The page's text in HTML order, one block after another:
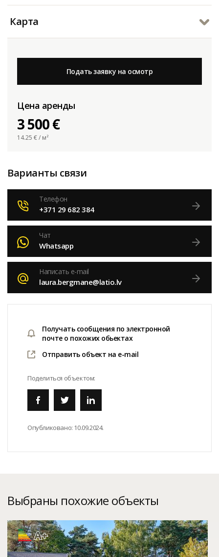
Карта
Подать заявку на осмотр
Цена аренды
3 500 €
14.25 € / м²
Варианты связи
Телефон
+371 29 682 384
Чат
Whatsapp
Написать e-mail
laura.bergmane@latio.lv
Получать сообщения по электронной
почте о похожих обьектах
Отправить объект на e-mail
Поделиться объектом:
Опубликовано: 10.09.2024.
Выбраны похожие объекты
A+